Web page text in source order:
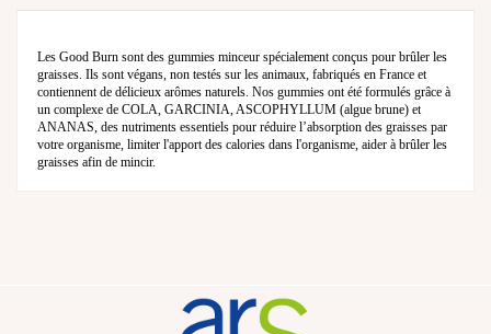
Les Good Burn sont des gummies minceur spécialement conçus pour brûler les
graisses. Ils sont végans, non testés sur les animaux, fabriqués en France et
contiennent de délicieux arômes naturels. Nos gummies ont été formulés grâce à
un complexe de COLA, GARCINIA, ASCOPHYLLUM (algue brune) et
ANANAS, des nutriments essentiels pour réduire l’absorption des graisses par
votre organisme, limiter l'apport des calories dans l'organisme, aider à brûler les
graisses afin de mincir.